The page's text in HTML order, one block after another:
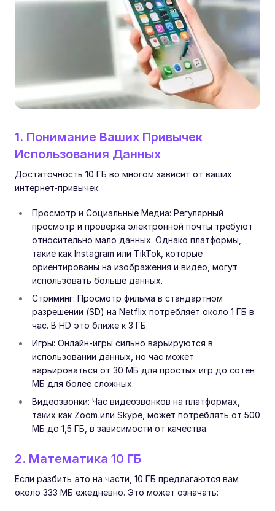
1. Понимание Ваших Привычек
Использования Данных
Достаточность 10 ГБ во многом зависит от ваших
интернет-привычек:
Просмотр и Социальные Медиа: Регулярный
просмотр и проверка электронной почты требуют
относительно мало данных. Однако платформы,
такие как Instagram или TikTok, которые
ориентированы на изображения и видео, могут
использовать больше данных.
Стриминг: Просмотр фильма в стандартном
разрешении (SD) на Netflix потребляет около 1 ГБ в
час. В HD это ближе к 3 ГБ.
Игры: Онлайн-игры сильно варьируются в
использовании данных, но час может
варьироваться от 30 МБ для простых игр до сотен
МБ для более сложных.
Видеозвонки: Час видеозвонков на платформах,
таких как Zoom или Skype, может потреблять от 500
МБ до 1,5 ГБ, в зависимости от качества.
2. Математика 10 ГБ
Если разбить это на части, 10 ГБ предлагаются вам
около 333 МБ ежедневно. Это может означать: